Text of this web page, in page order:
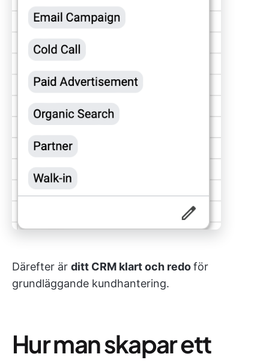
Därefter är ditt CRM klart och redoför
grundläggande kundhantering.
Hur man skapar ett